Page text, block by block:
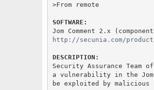
>From remote
SOFTWARE:
http://secunia.com/
DESCRIPTION:
Security Assurance Team
a vulnerability in the Jom
be exploited by malicious